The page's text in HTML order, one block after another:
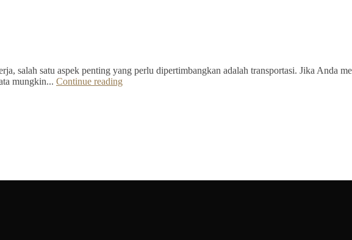
salah satu aspek penting yang perlu dipertimbangkan adalah transportasi. Jika Anda
mungkin... Continue reading